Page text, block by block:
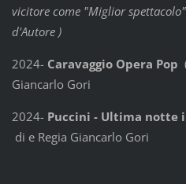
vicitore come "Miglior
d'Autore )
2024-Caravaggio Opera Pop
Giancarlo Gori
2024- Puccini - Ultima notte
di e Regia Giancarlo Gori